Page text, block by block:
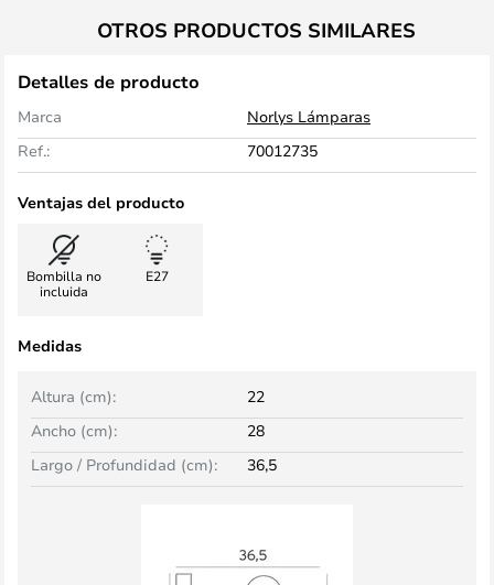
OTROS PRODUCTOS SIMILARES
Detalles de producto
Marca
Norlys Lámparas
Ref.:
70012735
Ventajas del producto
Bombilla no
incluida
E27
Medidas
Ancho (cm): 28
Altura (cm): 22
Largo / Profundidad (cm): 36,5